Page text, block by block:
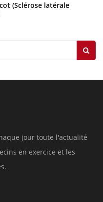
(Sclérose latérale
jour toute l'actualité
en exercice et les